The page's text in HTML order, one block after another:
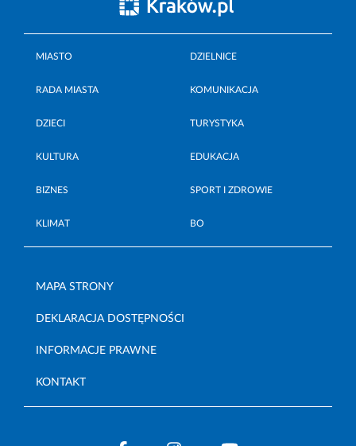
MIASTO DZIELNICE
RADA MIASTA KOMUNIKACJA
DZIECI TURYSTYKA
KULTURA EDUKACJA
BIZNES SPORT I ZDROWIE
KLIMAT BO
MAPA STRONY
DEKLARACJA DOSTĘPNOŚCI
INFORMACJE PRAWNE
KONTAKT